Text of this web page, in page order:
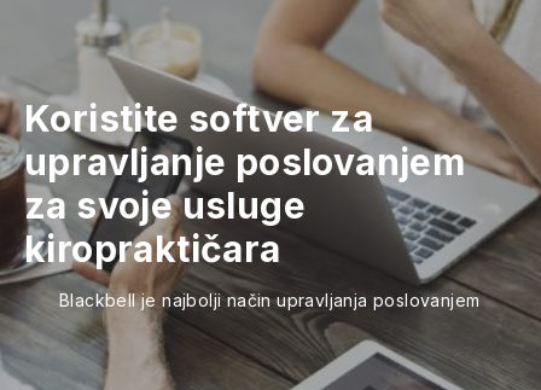
Koristite softver za
upravljanje poslovanjem
za svoje usluge
kiropraktičara
Blackbell je najbolji način upravljanja poslovanjem